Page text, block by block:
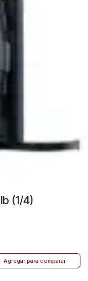
(1/4)
Agregar para comparar